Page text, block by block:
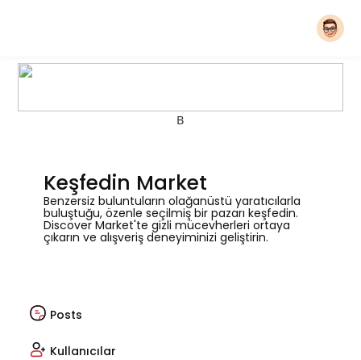
B
Keşfedin Market
Benzersiz buluntuların olağanüstü yaratıcılarla
buluştuğu, özenle seçilmiş bir pazarı keşfedin.
Discover Market'te gizli mücevherleri ortaya
çıkarın ve alışveriş deneyiminizi geliştirin.
Posts
Kullanıcılar